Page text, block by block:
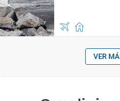
VER